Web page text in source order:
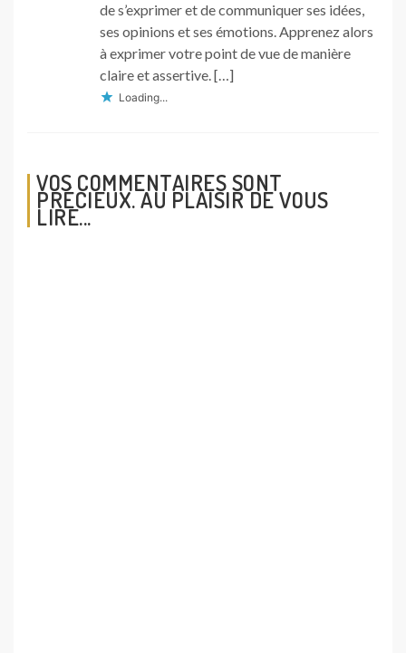
de s’exprimer et de communiquer ses idées,
ses opinions et ses émotions. Apprenez alors
à exprimer votre point de vue de manière
claire et assertive. […]
Loading...
VOS COMMENTAIRES SONT
PRÉCIEUX. AU PLAISIR DE VOUS
LIRE...